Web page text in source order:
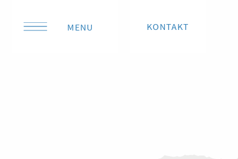
MENU KONTAKT